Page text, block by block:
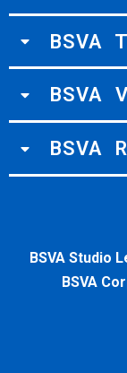
BSVA
BSVA
BSVA
BSVA Studio
BSVA